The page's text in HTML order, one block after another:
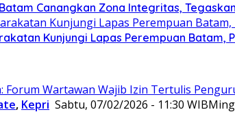
Canangkan Zona Integritas,
Kunjungi Lapas Perempuan Batam,
, Kepri Sabtu, 07/02/2026 - 11:30 WIB